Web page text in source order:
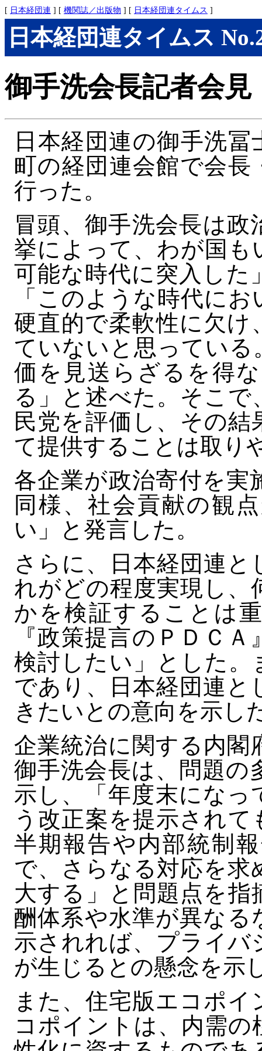
[ 日本経団連 ] [ 機関誌／出版物 ] [ 日本経団連タイムス ]
日本経団連タイムス
御手洗会長記者会見
日本経団連の御手洗
町の経団連会館で会
行った。
冒頭、御手洗会長は
挙によって、わが国も
可能な時代に突入した
「このような時代に
硬直的で柔軟性に欠け
ていないと思っている
価を見送らざるを得
る」と述べた。そこ
民党を評価し、その
て提供することは取り
各企業が政治寄付を実
同様、社会貢献の観
い」と発言した。
さらに、日本経団連
れがどの程度実現し、
かを検証することは
『政策提言のＰＤＣ
検討したい」とした。
であり、日本経団連
きたいとの意向を示し
企業統治に関する内閣
御手洗会長は、問題の
示し、「年度末になっ
う改正案を提示され
半期報告や内部統制
で、さらなる対応を
大する」と問題点を
酬体系や水準が異なる
示されれば、プライバ
が生じるとの懸念を示
また、住宅版エコポ
コポイントは、内需